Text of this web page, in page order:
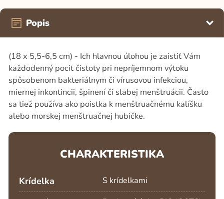
Popis
(18 x 5,5-6,5 cm) - Ich hlavnou úlohou je zaistiť Vám
každodenný pocit čistoty pri nepríjemnom výtoku
spôsobenom bakteriálnym či vírusovou infekciou,
miernej inkontincii, špinení či slabej menštruácii. Často
sa tiež používa ako poistka k menštruačnému kalíšku
alebo morskej menštruačnej hubičke.
CHARAKTERISTIKA
Krídelka S krídelkami